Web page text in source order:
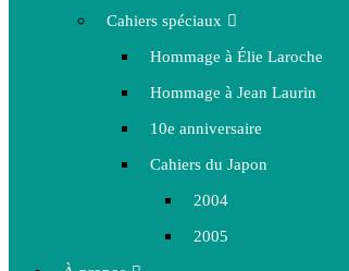
Cahiers spéciaux
Hommage à Élie Laroche
Hommage à Jean Laurin
10e anniversaire
Cahiers du Japon
2004
2005